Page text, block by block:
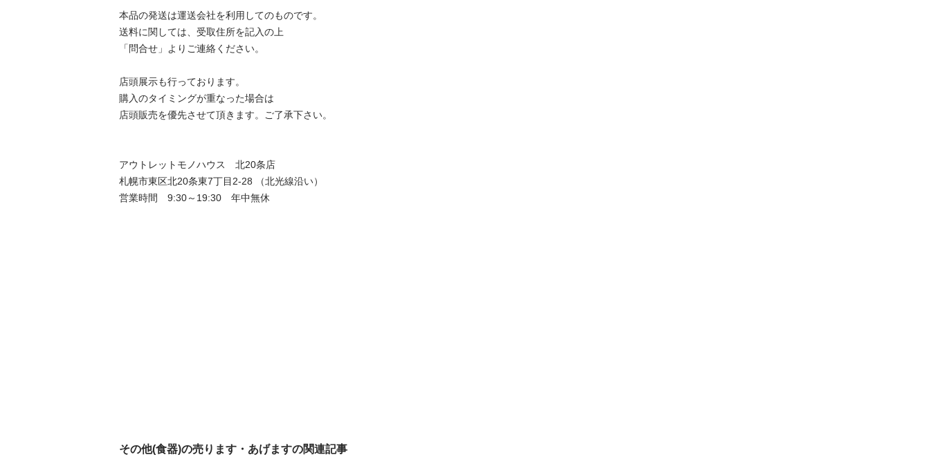
本品の発送は運送会社を利用してのものです。
送料に関しては、受取住所を記入の上
「問合せ」よりご連絡ください。
店頭展示も行っております。
購入のタイミングが重なった場合は
店頭販売を優先させて頂きます。ご了承下さい。
アウトレットモノハウス　北20条店
札幌市東区北20条東7丁目2-28 （北光線沿い）
営業時間　9:30～19:30　年中無休
その他(食器)の売ります・あげますの関連記事